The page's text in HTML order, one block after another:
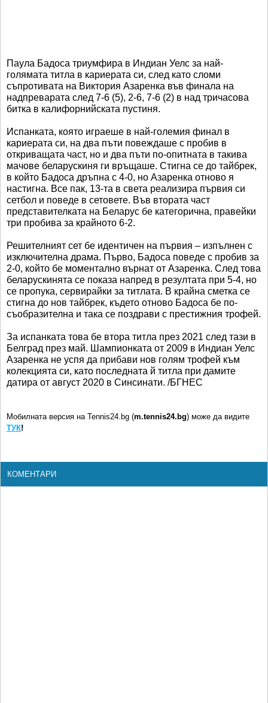
Паула Бадоса триумфира в Индиан Уелс за най-
голямата титла в кариерата си, след като сломи
съпротивата на Виктория Азаренка във финала на
надпреварата след 7-6 (5), 2-6, 7-6 (2) в над тричасова
битка в калифорнийската пустиня.
Испанката, която играеше в най-големия финал в
кариерата си, на два пъти повеждаше с пробив в
откриващата част, но и два пъти по-опитната в такива
мачове беларускиня ги връщаше. Стигна се до тайбрек,
в който Бадоса дръпна с 4-0, но Азаренка отново я
настигна. Все пак, 13-та в света реализира първия си
сетбол и поведе в сетовете. Във втората част
представителката на Беларус бе категорична, правейки
три пробива за крайното 6-2.
Решителният сет бе идентичен на първия – изпълнен с
изключителна драма. Първо, Бадоса поведе с пробив за
2-0, който бе моментално върнат от Азаренка. След това
беларускинята се показа напред в резултата при 5-4, но
се пропука, сервирайки за титлата. В крайна сметка се
стигна до нов тайбрек, където отново Бадоса бе по-
съобразителна и така се поздрави с престижния трофей.
За испанката това бе втора титла през 2021 след тази в
Белград през май. Шампионката от 2009 в Индиан Уелс
Азаренка не успя да прибави нов голям трофей към
колекцията си, като последната й титла при дамите
датира от август 2020 в Синсинати. /БГНЕС
Мобилната версия на Tennis24.bg (m.tennis24.bg) може да видите
ТУК!
КОМЕНТАРИ